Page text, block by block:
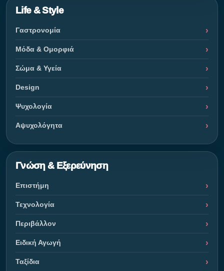
Life & Style
Γαστρονομία
Μόδα & Ομορφιά
Σώμα & Υγεία
Design
Ψυχολογία
Αψυχολόγητα
Γνώση & Εξερεύνηση
Επιστήμη
Τεχνολογία
Περιβάλλον
Ειδική Αγωγή
Ταξίδια